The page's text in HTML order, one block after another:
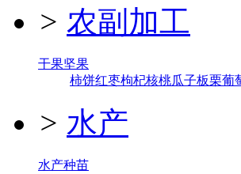
> 农副加工
干果坚果
柿饼红枣枸杞核桃瓜子板栗葡
> 水产
水产种苗